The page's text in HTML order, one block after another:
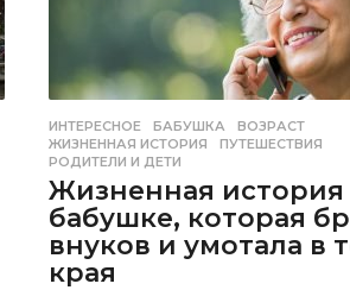
ИНТЕРЕСНОЕ БАБУШКА ,ВОЗРАСТ
ЖИЗНЕННАЯ ИСТОРИЯ
,ПУТЕШЕСТВИЯ
РОДИТЕЛИ И ДЕТИ
Жизненная история
бабушке, которая
внуков и умотала в
края